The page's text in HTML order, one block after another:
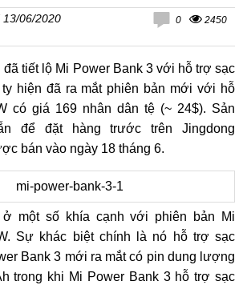
13/06/2020
0 2450
đã tiết lộ Mi Power Bank 3 với hỗ trợ sạc
ty hiện đã ra mắt phiên bản mới với hỗ
có giá 169 nhân dân tệ (~ 24$). Sản
để đặt hàng trước trên Jingdong
bán vào ngày 18 tháng 6.
một số khía cạnh với phiên bản Mi
Sự khác biệt chính là nó hỗ trợ sạc
Bank 3 mới ra mắt có pin dung lượng
trong khi Mi Power Bank 3 hỗ trợ sạc